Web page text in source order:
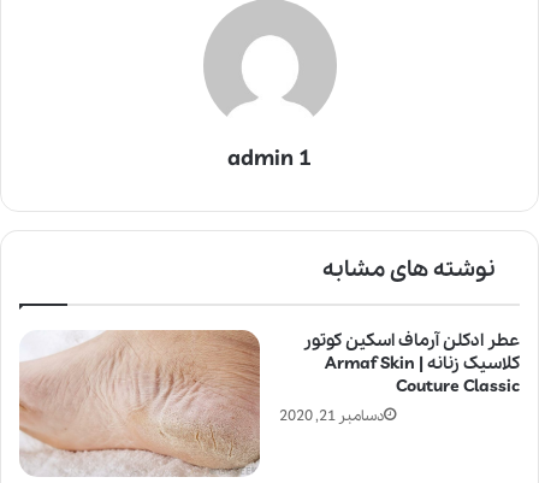
admin 1
نوشته های مشابه
عطر ادکلن آرماف اسکین کوتور
کلاسیک زنانه | Armaf Skin
Couture Classic
دسامبر 21, 2020